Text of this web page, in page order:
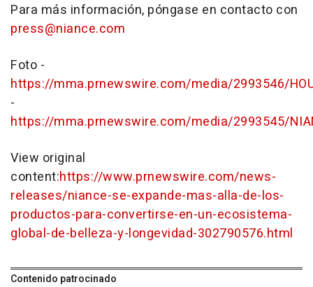
Para más información, póngase en contacto con
press@niance.com
Foto -
https://mma.prnewswire.com/media/2993546/
-
https://mma.prnewswire.com/media/2993545/
View original
content:https://www.prnewswire.com/news-
releases/niance-se-expande-mas-alla-de-los-
productos-para-convertirse-en-un-ecosistema-
global-de-belleza-y-longevidad-302790576.html
Contenido patrocinado